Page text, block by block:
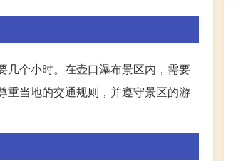
几个小时。在壶口瀑布景区内，需要
重当地的交通规则，并遵守景区的游